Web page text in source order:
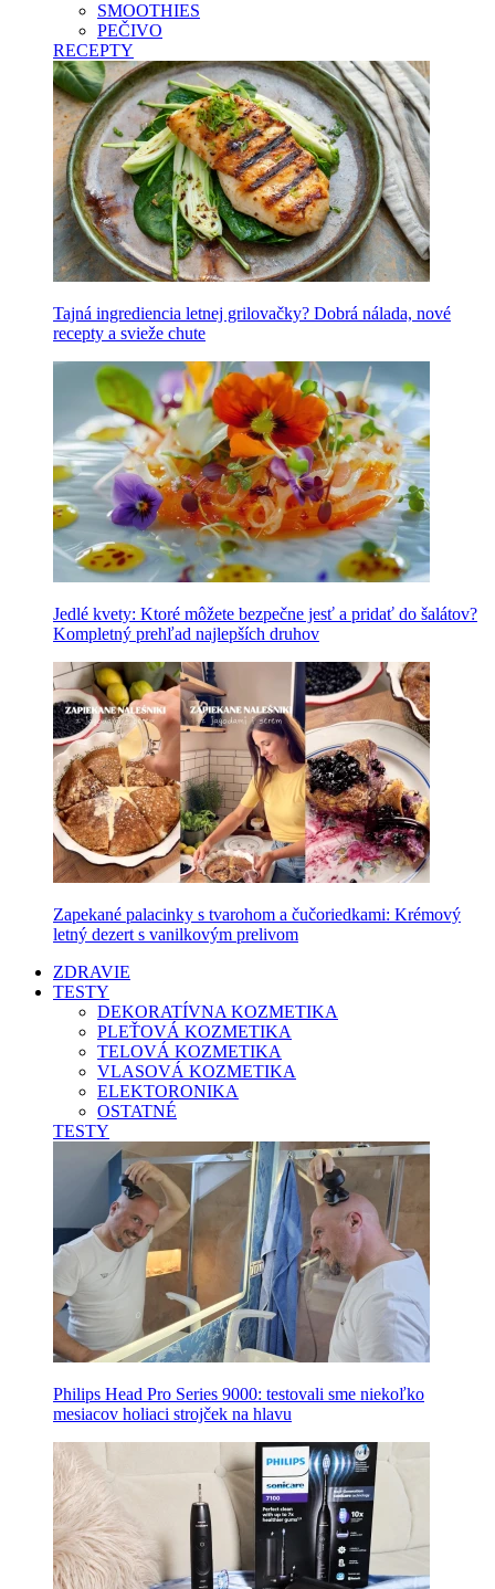
SMOOTHIES
PEČIVO
RECEPTY
Tajná ingrediencia letnej grilovačky? Dobrá nálada, nové
recepty a svieže chute
Jedlé kvety: Ktoré môžete bezpečne jesť a pridať do šalátov?
Kompletný prehľad najlepších druhov
Zapekané palacinky s tvarohom a čučoriedkami: Krémový
letný dezert s vanilkovým prelivom
ZDRAVIE
TESTY
DEKORATÍVNA KOZMETIKA
PLEŤOVÁ KOZMETIKA
TELOVÁ KOZMETIKA
VLASOVÁ KOZMETIKA
ELEKTORONIKA
OSTATNÉ
TESTY
Philips Head Pro Series 9000: testovali sme niekoľko
mesiacov holiaci strojček na hlavu